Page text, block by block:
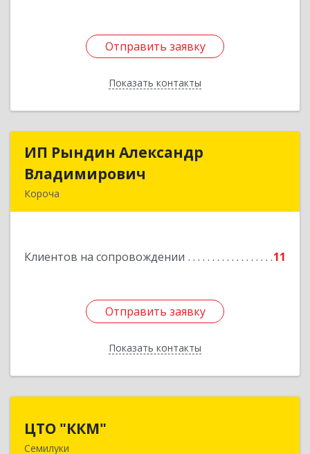
Отправить заявку
Показать контакты
Отправить заявку
Назад
ИП Рындин Александр
Владимирович
Короча
Клиентов на сопровождении 11
Отправить заявку
Показать контакты
ИП Рындин Александр
Подробнее
Отправить заявку
Назад
ЦТО "ККМ"
Семилуки